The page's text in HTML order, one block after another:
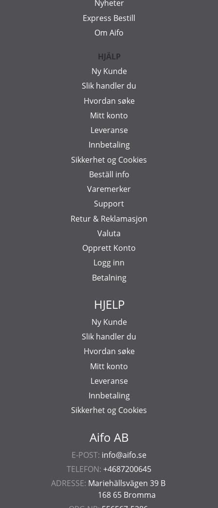
Aifo AB
E-POST: info@aifo.se
TELEFON: +4687200645
ADRESSE: Mariehällsvägen 39 B
168 65 Bromma
Nyheter
Express Bestill
Om Aifo
HJÄLP
Ny Kunde
Slik handler du
Hvordan søke
Mitt konto
Leveranse
Innbetaling
Sikkerhet og Cookies
Beställ info
Varemerker
Support
Retur & Reklamasjon
Valuta
Opprett Konto
Logg inn
Betalning
HJELP
Ny Kunde
Slik handler du
Hvordan søke
Mitt konto
Leveranse
Innbetaling
Sikkerhet og Cookies